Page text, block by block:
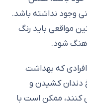
وجود نداشته باشد.
مواقعی باید رنگ
شود.
افرادی که بهداشت
دندان کشیدن و
کنند، ممکن است با